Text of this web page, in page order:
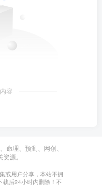
容
命理、预测、网创、
源。
或用户分享，本站不拥
载后24小时内删除！不